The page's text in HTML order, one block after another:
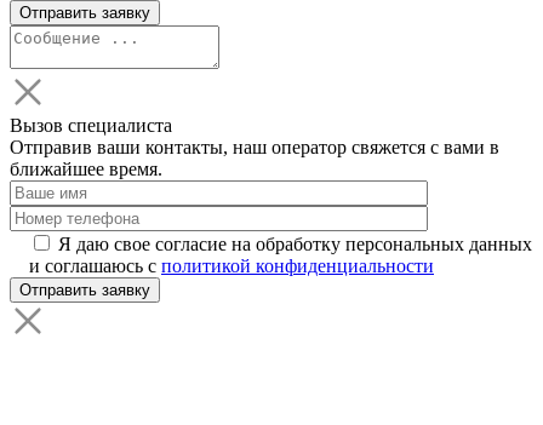
Вызов специалиста
Отправив ваши контакты, наш оператор свяжется с вами в
ближайшее время.
Я даю свое согласие на обработку персональных данных
и соглашаюсь с политикой конфиденциальности